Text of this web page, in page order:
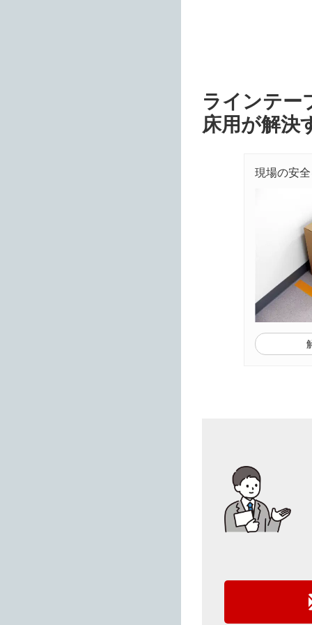
ラインテー
床用が解決
現場の安